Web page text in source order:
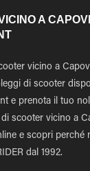
A
vicino a
di scooter
e prenota il tuo
scooter vicino a
e scopri perché
dal 1992.